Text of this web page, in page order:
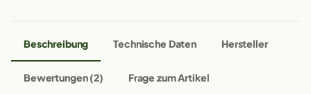
Beschreibung Technische Daten Hersteller
Bewertungen (2) Frage zum Artikel